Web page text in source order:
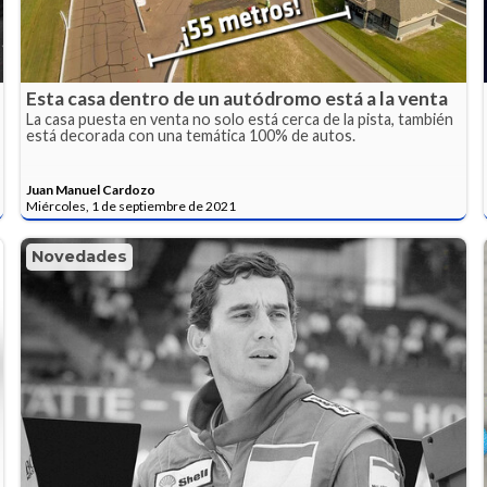
Esta casa dentro de un autódromo está a la venta
La casa puesta en venta no solo está cerca de la pista, también
está decorada con una temática 100% de autos.
Juan Manuel Cardozo
Miércoles, 1 de septiembre de 2021
Novedades